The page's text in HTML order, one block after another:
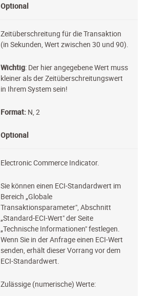
Optional
Zeitüberschreitung für die Transaktion
(in Sekunden, Wert zwischen 30 und 90).
Wichtig: Der hier angegebene Wert muss
kleiner als der Zeitüberschreitungswert
in Ihrem System sein!
Format: N, 2
Optional
Electronic Commerce Indicator.
Sie können einen ECI-Standardwert im
Bereich „Globale
Transaktionsparameter", Abschnitt
„Standard-ECI-Wert" der Seite
„Technische Informationen" festlegen.
Wenn Sie in der Anfrage einen ECI-Wert
senden, erhält dieser Vorrang vor dem
ECI-Standardwert.
Zulässige (numerische) Werte: